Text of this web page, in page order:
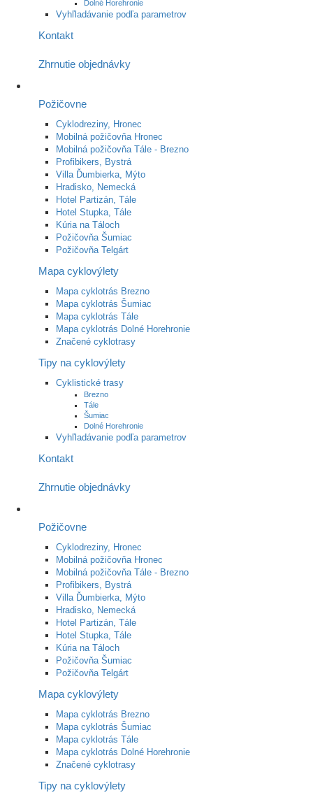
Dolné Horehronie
Vyhľladávanie podľa parametrov
Kontakt
Zhrnutie objednávky
Požičovne
Cyklodreziny, Hronec
Mobilná požičovňa Hronec
Mobilná požičovňa Tále - Brezno
Profibikers, Bystrá
Villa Ďumbierka, Mýto
Hradisko, Nemecká
Hotel Partizán, Tále
Hotel Stupka, Tále
Kúria na Táloch
Požičovňa Šumiac
Požičovňa Telgárt
Mapa cyklovýlety
Mapa cyklotrás Brezno
Mapa cyklotrás Šumiac
Mapa cyklotrás Tále
Mapa cyklotrás Dolné Horehronie
Značené cyklotrasy
Tipy na cyklovýlety
Cyklistické trasy
Brezno
Tále
Šumiac
Dolné Horehronie
Vyhľladávanie podľa parametrov
Kontakt
Zhrnutie objednávky
Požičovne
Cyklodreziny, Hronec
Mobilná požičovňa Hronec
Mobilná požičovňa Tále - Brezno
Profibikers, Bystrá
Villa Ďumbierka, Mýto
Hradisko, Nemecká
Hotel Partizán, Tále
Hotel Stupka, Tále
Kúria na Táloch
Požičovňa Šumiac
Požičovňa Telgárt
Mapa cyklovýlety
Mapa cyklotrás Brezno
Mapa cyklotrás Šumiac
Mapa cyklotrás Tále
Mapa cyklotrás Dolné Horehronie
Značené cyklotrasy
Tipy na cyklovýlety